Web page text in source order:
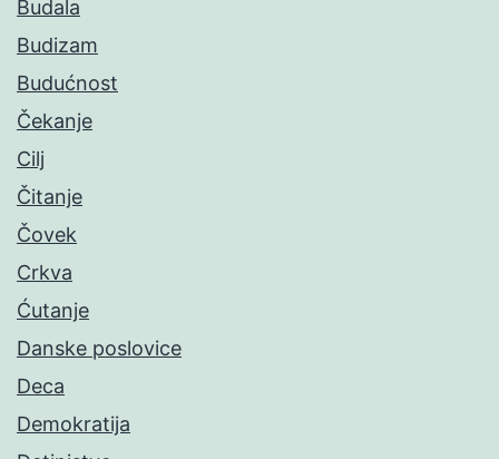
Budala
Budizam
Budućnost
Čekanje
Cilj
Čitanje
Čovek
Crkva
Ćutanje
Danske poslovice
Deca
Demokratija